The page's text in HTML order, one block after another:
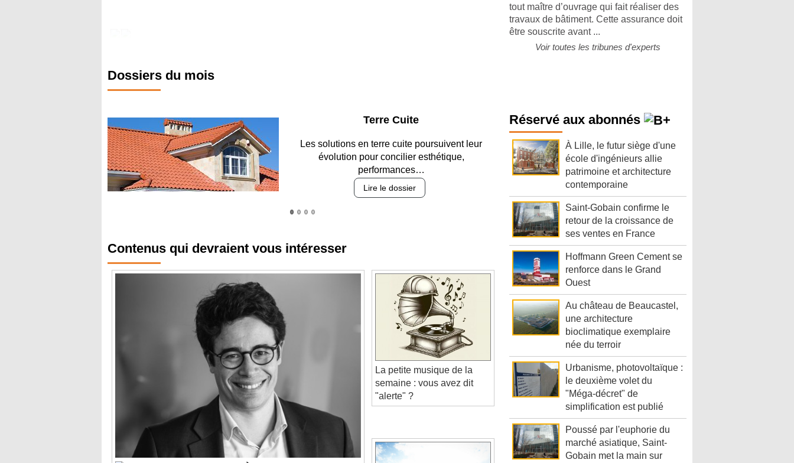
Dossiers du mois
Parking et garages
Entre circulation, sécurisation des accès, durabilité
des revêtements et intégration…
Lire le dossier
"À l'immobilisme
La petite musique de la
semaine : vous avez dit
"alerte" ?
tout maître d’ouvrage qui fait réaliser des
travaux de bâtiment. Cette assurance doit
être souscrite avant ...
Voir toutes les tribunes d'experts
Réservé aux abonnés
À Lille, le futur siège d'une
école d'ingénieurs allie
patrimoine et architecture
contemporaine
Saint-Gobain confirme le
retour de la croissance de
ses ventes en France
Hoffmann Green Cement se
renforce dans le Grand
Ouest
Au château de Beaucastel,
une architecture
bioclimatique exemplaire
née du terroir
Urbanisme, photovoltaïque :
le deuxième volet du
"Méga-décret" de
simplification est publié
Poussé par l'euphorie du
marché asiatique, Saint-
Gobain met la main sur